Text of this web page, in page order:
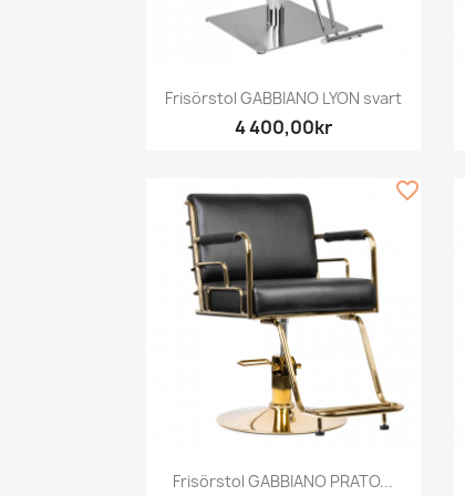
Snabbvy
Frisörstol GABBIANO LYON svart
4 400,00kr
Snabbvy
Frisörstol GABBIANO PRATO...
favorite_border